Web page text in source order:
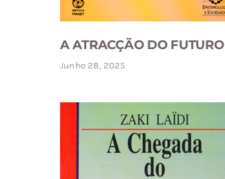
A ATRACÇÃO DO FUTURO
Junho 28, 2025